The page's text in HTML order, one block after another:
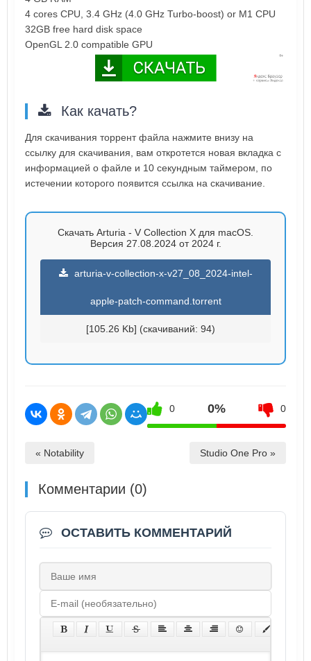
4 cores CPU, 3.4 GHz (4.0 GHz Turbo-boost) or M1 CPU
32GB free hard disk space
OpenGL 2.0 compatible GPU
Как качать?
Для скачивания торрент файла нажмите внизу на
ссылку для скачивания, вам откротется новая вкладка с
информацией о файле и 10 секундным таймером, по
истечении которого появится ссылка на скачивание.
Скачать Arturia - V Collection X для macOS.
Версия 27.08.2024 от 2024 г.
arturia-v-collection-x-v27_08_2024-intel-
apple-patch-command.torrent
[105.26 Kb] (cкачиваний: 94)
0 0% 0
« Notability Studio One Pro »
Комментарии (0)
ОСТАВИТЬ КОММЕНТАРИЙ